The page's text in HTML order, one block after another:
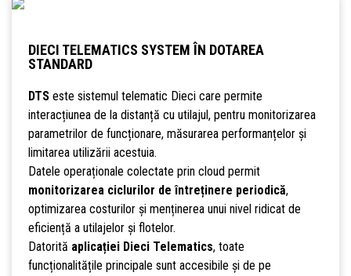
DIECI TELEMATICS SYSTEM ÎN DOTAREA
STANDARD
DTSeste sistemul telematic Dieci care permite
interacțiunea de la distanță cu utilajul, pentru monitorizarea
parametrilor de funcționare, măsurarea performanțelor și
limitarea utilizării acestuia.
Datele operaționale colectate prin cloud permit
monitorizarea ciclurilor de întreținere periodică,
optimizarea costurilor și menținerea unui nivel ridicat de
eficiență a utilajelor și flotelor.
Datorită aplicației Dieci Telematics, toate
funcționalitățile principale sunt accesibile și de pe